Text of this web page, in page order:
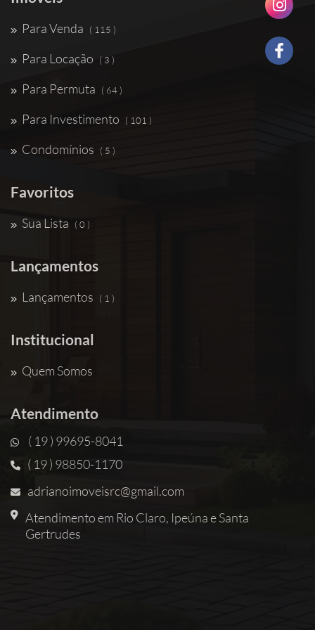
Para Venda ( 115 )
Para Locação ( 3 )
Para Permuta ( 64 )
Para Investimento ( 101 )
Condomínios ( 5 )
Favoritos
Sua Lista ( 0 )
Lançamentos
Lançamentos ( 1 )
Institucional
Quem Somos
Atendimento
( 19 ) 99695-8041
( 19 ) 98850-1170
adrianoimoveisrc@gmail.com
Atendimento em Rio Claro, Ipeúna e Santa
Gertrudes